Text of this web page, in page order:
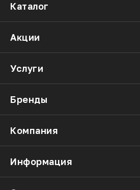
Каталог
Акции
Услуги
Бренды
Компания
Информация